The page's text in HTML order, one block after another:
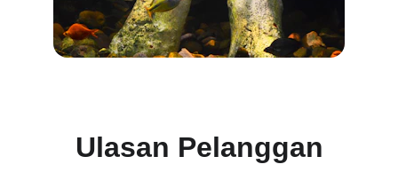
Ulasan Pelanggan